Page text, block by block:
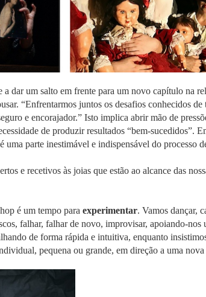
dar um salto em frente para um novo capítulo na
“Enfrentarmos juntos os desafios conhecidos
e encorajador.” Isto implica abrir mão de
de produzir resultados “bem-sucedidos”.
uma parte inestimável e indispensável do processo
e recetivos às joias que estão ao alcance das
é um tempo paraexperimentar. Vamos dançar,
falhar, falhar de novo, improvisar, apoiando-nos
de forma rápida e intuitiva, enquanto
pequena ou grande, em direção a uma nova